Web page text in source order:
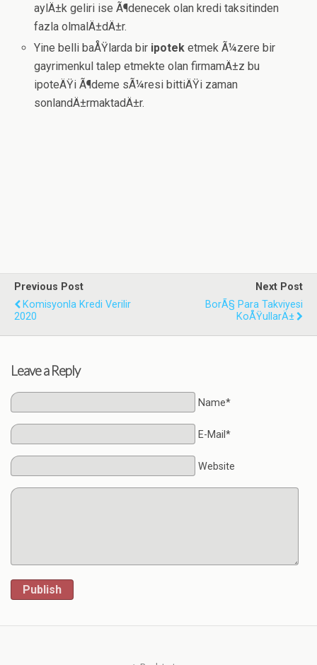
aylÄ±k geliri ise Ã¶denecek olan kredi taksitinden
fazla olmalÄ±dÄ±r.
Yine belli baÅŸlarda bir ipotek etmek Ã¼zere bir
gayrimenkul talep etmekte olan firmamÄ±z bu
ipoteÄŸi Ã¶deme sÃ¼resi bittiÄŸi zaman
sonlandÄ±rmaktadÄ±r.
Previous Post
Komisyonla Kredi Verilir
2020
Next Post
BorÃ§ Para Takviyesi
KoÅŸullarÄ±
Leave a Reply
Name*
E-Mail*
Website
Publish